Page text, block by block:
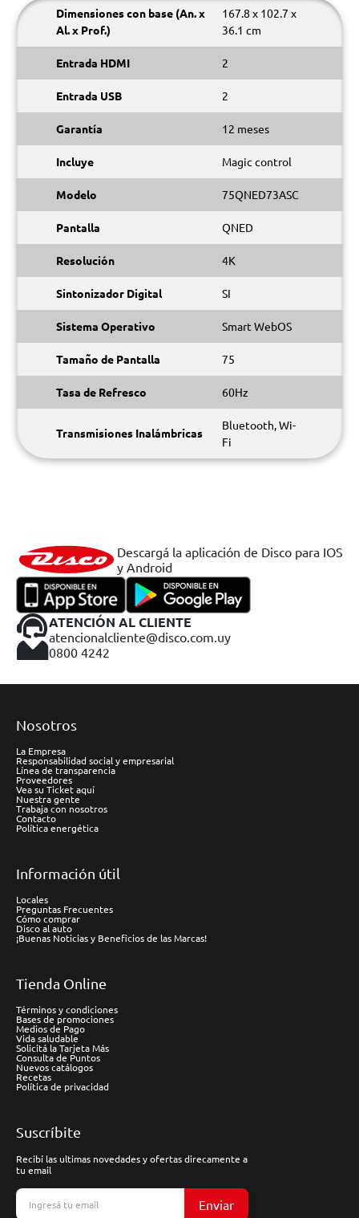
Dimensiones con base (An. x
Al. x Prof.)
167.8 x 102.7 x
36.1 cm
Entrada HDMI 2
Entrada USB 2
Garantía 12 meses
Incluye Magic control
Modelo 75QNED73ASC
Pantalla QNED
Resolución 4K
Sintonizador Digital SI
Sistema Operativo Smart WebOS
Tamaño de Pantalla 75
Tasa de Refresco 60Hz
Transmisiones Inalámbricas
Bluetooth, Wi-
Fi
Descargá la aplicación de Disco para IOS
y Android
ATENCIÓN AL CLIENTE
atencionalcliente@disco.com.uy
0800 4242
Nosotros
La Empresa
Responsabilidad social y empresarial
Línea de transparencia
Proveedores
Vea su Ticket aquí
Nuestra gente
Trabaja con nosotros
Contacto
Política energética
Información útil
Locales
Preguntas Frecuentes
Cómo comprar
Disco al auto
¡Buenas Noticias y Beneficios de las Marcas!
Tienda Online
Términos y condiciones
Bases de promociones
Medios de Pago
Vida saludable
Solicitá la Tarjeta Más
Consulta de Puntos
Nuevos catálogos
Recetas
Política de privacidad
Suscríbite
Recibí las ultimas novedades y ofertas direcamente a
tu email
Enviar